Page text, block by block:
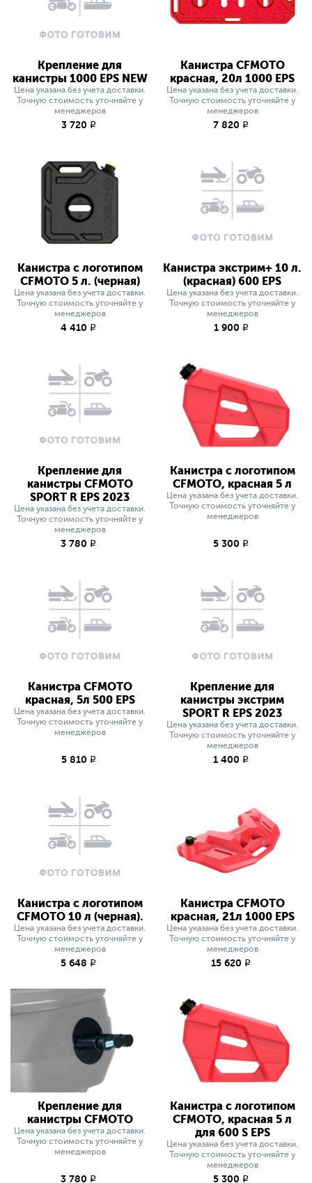
Крепление для
канистры 1000 EPS NEW
Цена указана без учета доставки.
Точную стоимость уточняйте у
менеджеров
3 720 q
Канистра CFMOTO
красная, 20л 1000 EPS
Цена указана без учета доставки.
Точную стоимость уточняйте у
менеджеров
7 820 q
Канистра с логотипом
CFMOTO 5 л. (черная)
Цена указана без учета доставки.
Точную стоимость уточняйте у
менеджеров
4 410 q
Канистра экстрим+ 10 л.
(красная) 600 EPS
Цена указана без учета доставки.
Точную стоимость уточняйте у
менеджеров
1 900 q
Крепление для
канистры CFMOTO
SPORT R EPS 2023
Цена указана без учета доставки.
Точную стоимость уточняйте у
менеджеров
3 780 q
Канистра с логотипом
CFMOTO, красная 5 л
Цена указана без учета доставки.
Точную стоимость уточняйте у
менеджеров
5 300 q
Канистра CFMOTO
красная, 5л 500 EPS
Цена указана без учета доставки.
Точную стоимость уточняйте у
менеджеров
5 810 q
Крепление для
канистры экстрим
SPORT R EPS 2023
Цена указана без учета доставки.
Точную стоимость уточняйте у
менеджеров
1 400 q
Канистра с логотипом
CFMOTO 10 л (черная).
Цена указана без учета доставки.
Точную стоимость уточняйте у
менеджеров
5 648 q
Канистра CFMOTO
красная, 21л 1000 EPS
Цена указана без учета доставки.
Точную стоимость уточняйте у
менеджеров
15 620 q
Крепление для
канистры CFMOTO
Цена указана без учета доставки.
Точную стоимость уточняйте у
менеджеров
3 780 q
Канистра с логотипом
CFMOTO, красная 5 л
для 600 S EPS
Цена указана без учета доставки.
Точную стоимость уточняйте у
менеджеров
5 300 q